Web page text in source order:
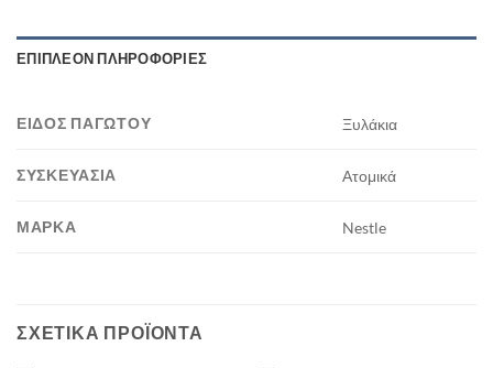
ΕΠΙΠΛΈΟΝ ΠΛΗΡΟΦΟΡΊΕΣ
ΕΊΔΟΣ ΠΑΓΩΤΟΎ Ξυλάκια
ΣΥΣΚΕΥΑΣΊΑ Ατομικά
ΜΆΡΚΑ Nestle
ΣΧΕΤΙΚΆ ΠΡΟΪΌΝΤΑ